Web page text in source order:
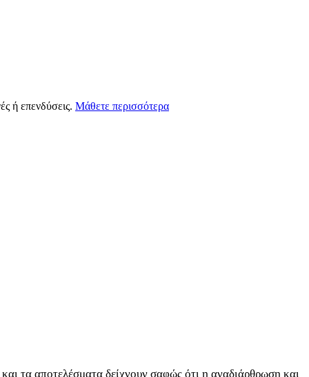
ή επενδύσεις. Μάθετε περισσότερα
τα αποτελέσματα δείχνουν σαφώς ότι η αναδιάρθρωση και